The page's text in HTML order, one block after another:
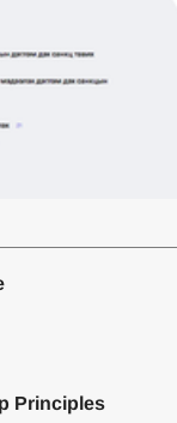
Principles